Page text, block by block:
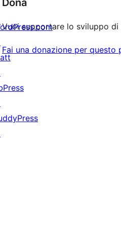
Dona
Vuoi supportare lo sviluppo di
Fai una donazione per questo